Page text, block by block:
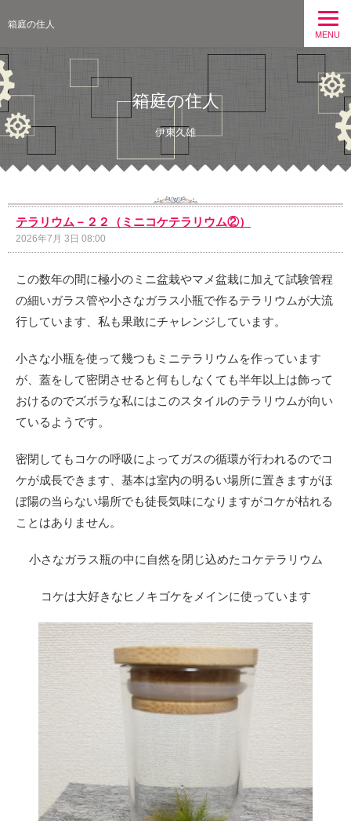
箱庭の住人
MENU
箱庭の住人
伊東久雄
テラリウム－２２（ミニコケテラリウム②）
2026年7月 3日 08:00
この数年の間に極小のミニ盆栽やマメ盆栽に加えて試験管程
の細いガラス管や小さなガラス小瓶で作るテラリウムが大流
行しています、私も果敢にチャレンジしています。
小さな小瓶を使って幾つもミニテラリウムを作っています
が、蓋をして密閉させると何もしなくても半年以上は飾って
おけるのでズボラな私にはこのスタイルのテラリウムが向い
ているようです。
密閉してもコケの呼吸によってガスの循環が行われるのでコ
ケが成長できます、基本は室内の明るい場所に置きますがほ
ぼ陽の当らない場所でも徒長気味になりますがコケが枯れる
ことはありません。
小さなガラス瓶の中に自然を閉じ込めたコケテラリウム
コケは大好きなヒノキゴケをメインに使っています